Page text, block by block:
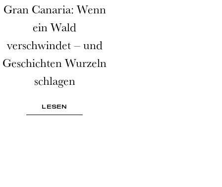
Gran Canaria: Wenn
ein Wald
verschwindet – und
Geschichten Wurzeln
schlagen
LESEN